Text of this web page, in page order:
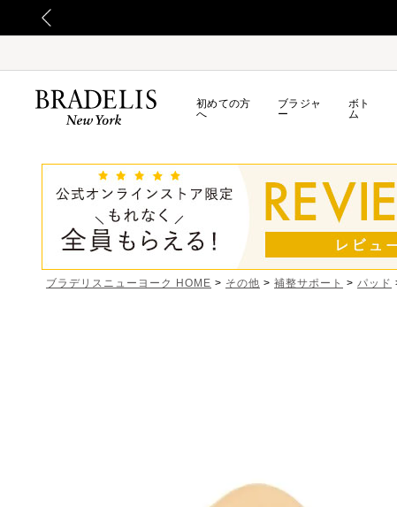
初めての方
へ
ブラジャ
ー
ボト
ム
ブラデリスニューヨーク HOME その他 補整サポート パッド